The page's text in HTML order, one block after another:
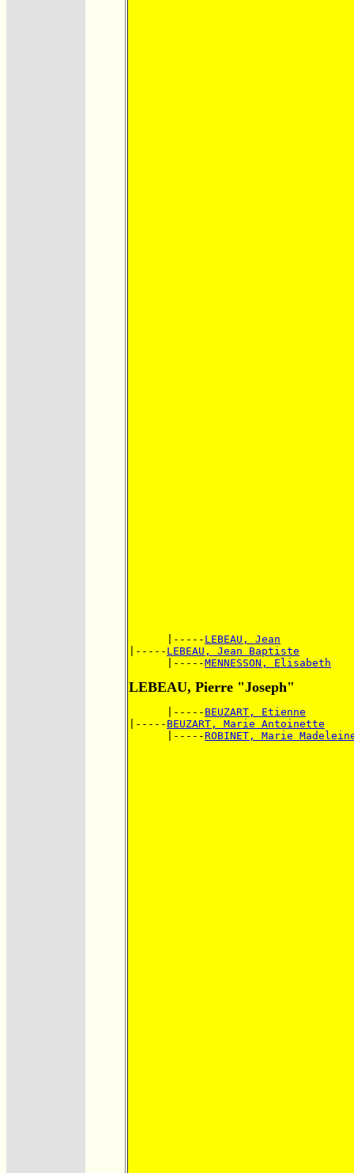
      |-----
LEBEAU, Jean
|----- LEBEAU, Jean Baptiste
      |-----
MENNESSON, Elisabeth
LEBEAU, Pierre "Joseph"
      |-----
BEUZART, Etienne
|----- BEUZART, Marie Antoinette
      |-----
ROBINET, Marie